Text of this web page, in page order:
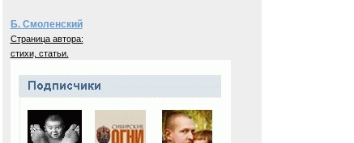
Б. Смоленский
Страница автора:
стихи, статьи.